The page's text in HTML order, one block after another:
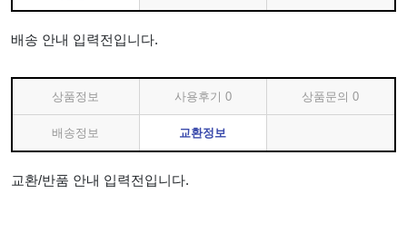
배송 안내 입력전입니다.
상품정보 사용후기 0 상품문의0
배송정보 교환정보
교환/반품 안내 입력전입니다.